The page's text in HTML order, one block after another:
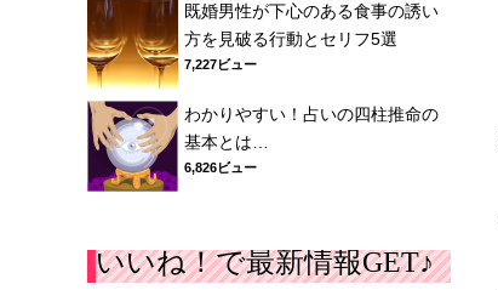
既婚男性が下心のある食事の誘い
方を見破る行動とセリフ5選
7,227ビュー
わかりやすい！占いの四柱推命の
基本とは…
6,826ビュー
いいね！で最新情報GET♪